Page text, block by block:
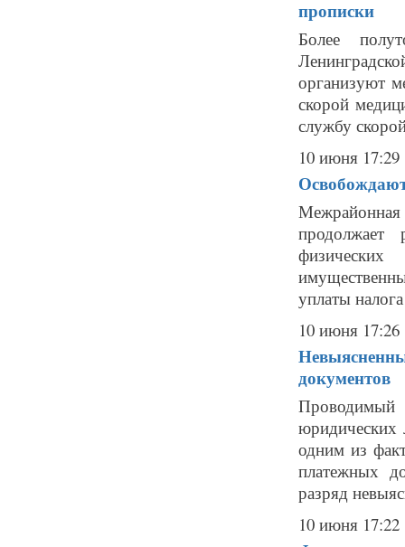
прописки
Более
организуют
скорой
службу
10 июня 17:29
продолжает
уплаты
10 июня 17:26
документов
юридических
одним из
платежных
разряд
10 июня 17:22